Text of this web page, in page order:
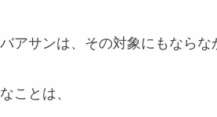
アサンは、その対象にもならな
ことは、